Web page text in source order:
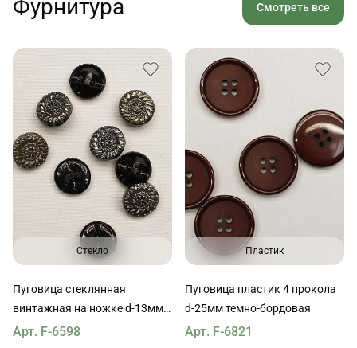
Фурнитура Смотреть все
Стекло
Пуговица стеклянная
винтажная на ножке d-13мм
черно-серебрянная
Арт. F-6598
Пластик
Пуговица пластик 4 прокола
d-25мм темно-бордовая
Арт. F-6821